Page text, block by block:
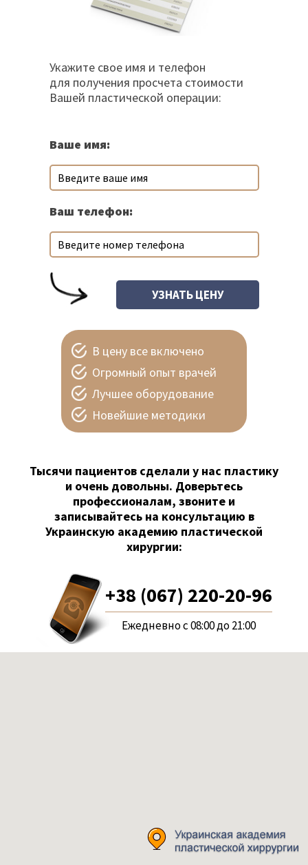
Укажите свое имя и телефон
для получения просчета стоимости
Вашей пластической операции:
Ваше имя:
Ваш телефон:
В цену все включено
Огромный опыт врачей
Лучшее оборудование
Новейшие методики
Тысячи пациентов сделали у нас пластику
и очень довольны. Доверьтесь
профессионалам, звоните и
записывайтесь на консультацию в
Украинскую академию пластической
хирургии:
+38 (067) 220-20-96
Ежедневно с 08:00 до 21:00